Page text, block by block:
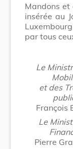
Mandons
insérée au
par tous
Le
et des
François
Le
Pierre